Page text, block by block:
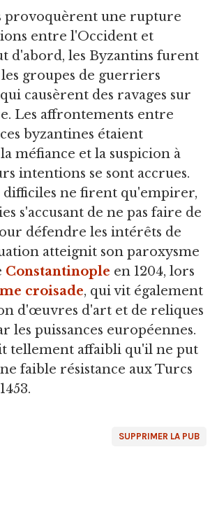
provoquèrent une rupture
entre l'Occident et
d'abord, les Byzantins furent
groupes de guerriers
causèrent des ravages sur
Les affrontements entre
byzantines étaient
méfiance et la suspicion à
intentions se sont accrues.
difficiles ne firent qu'empirer,
s'accusant de ne pas faire de
défendre les intérêts de
atteignit son paroxysme
Constantinople en 1204, lors
croisade, qui vit également
d'œuvres d'art et de reliques
les puissances européennes.
tellement affaibli qu'il ne put
faible résistance aux Turcs
SUPPRIMER LA PUB